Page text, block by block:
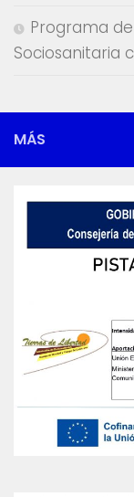
Programa
Sociosanitaria
MÁS